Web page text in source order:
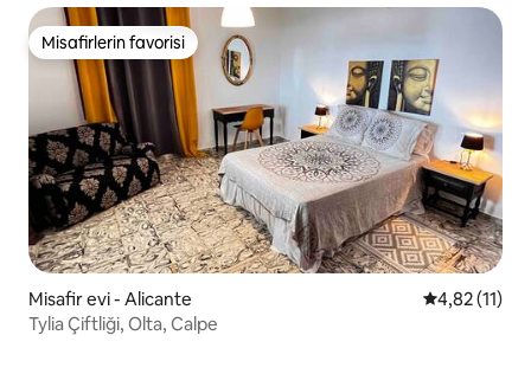
Misafirlerin favorisi
Misafirlerin favorisi
Misafir evi - Alicante 5 üzerinden
4,82 (11)
Tylia Çiftliği, Olta, Calpe